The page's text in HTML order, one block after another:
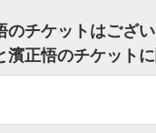
チケットはござい
正悟のチケット